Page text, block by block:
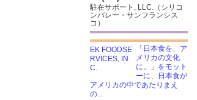
駐在サポート, LLC.（シリコ
ンバレー・サンフランシス
コ）
「日本食を、ア
メリカの文化
に。」をモット
ーに、日本食が
アメリカの中であたりまえ
の...